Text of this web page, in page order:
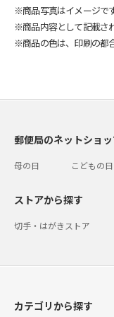
※商品写真はイメージです
※商品内容として記載さ
※商品の色は、印刷の都
郵便局のネットショ
母の日 こどもの日
ストアから探す
切手・はがきストア
カテゴリから探す